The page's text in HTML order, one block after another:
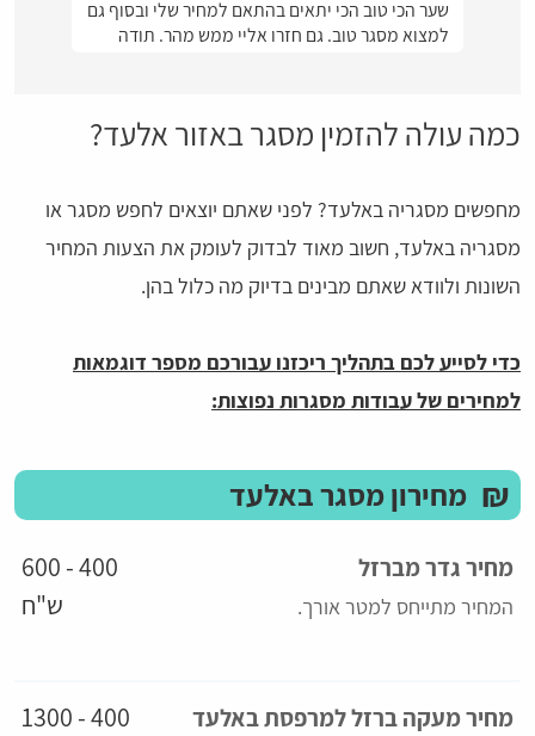
שער הכי טוב הכי יתאים בהתאם למחיר שלי ובסוף גם
למצוא מסגר טוב. גם חזרו אליי ממש מהר. תודה
כמה עולה להזמין מסגר באזור אלעד?
מחפשים מסגריה באלעד? לפני שאתם יוצאים לחפש מסגר או
מסגריה באלעד, חשוב מאוד לבדוק לעומק את הצעות המחיר
השונות ולוודא שאתם מבינים בדיוק מה כלול בהן.
כדי לסייע לכם בתהליך ריכזנו עבורכם מספר דוגמאות
למחירים של עבודות מסגרות נפוצות:
₪ מחירון מסגר באלעד
מחיר גדר מברזל
המחיר מתייחס למטר אורך.
400 - 600
ש"ח
מחיר מעקה ברזל למרפסת באלעד
400 - 1300